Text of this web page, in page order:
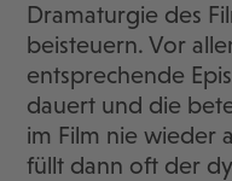
Dramaturgie des
beisteuern. Vor
entsprechende
dauert und die
im Film nie wieder
füllt dann oft der